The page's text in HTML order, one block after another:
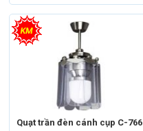
Quạt trần đèn cánh cụp C-766